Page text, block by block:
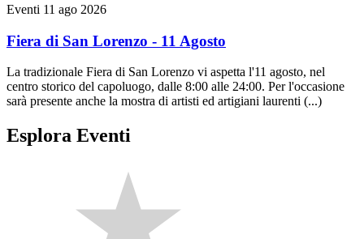
Eventi 11 ago 2026
Fiera di San Lorenzo - 11 Agosto
La tradizionale Fiera di San Lorenzo vi aspetta l'11 agosto, nel
centro storico del capoluogo, dalle 8:00 alle 24:00. Per l'occasione
sarà presente anche la mostra di artisti ed artigiani laurenti (...)
Esplora Eventi